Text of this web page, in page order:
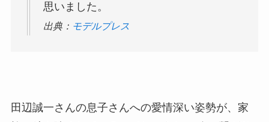
思いました。
出典： モデルプレス
田辺誠一さんの息子さんへの愛情深い姿勢が、家